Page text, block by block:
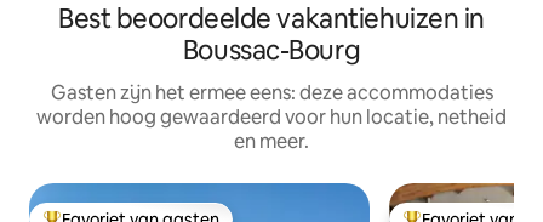
Best beoordeelde vakantiehuizen in
Boussac-Bourg
Gasten zijn het ermee eens: deze accommodaties
worden hoog gewaardeerd voor hun locatie, netheid
en meer.